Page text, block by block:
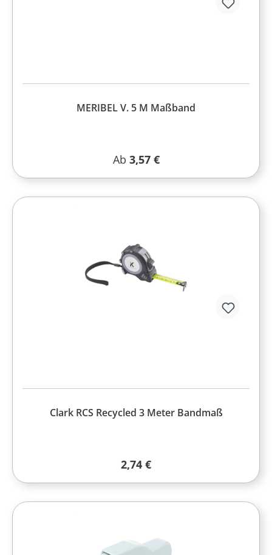
MERIBEL V. 5 M Maßband
Regulärer Preis:
Ab 3,57 €
Clark RCS Recycled 3 Meter Bandmaß
Regulärer Preis:
2,74 €